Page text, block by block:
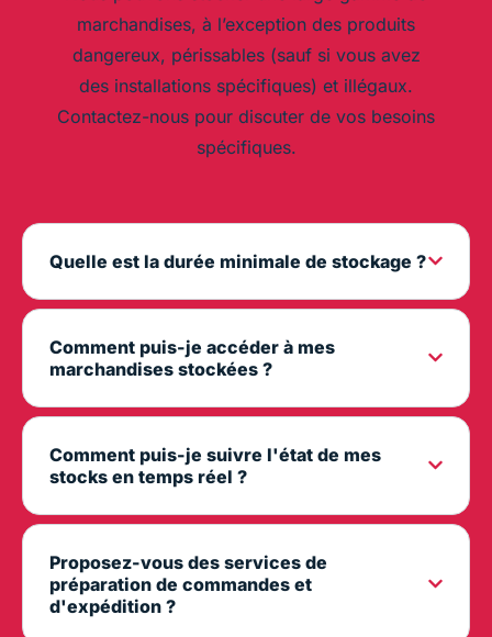
marchandises, à l’exception des produits
dangereux, périssables (sauf si vous avez
des installations spécifiques) et illégaux.
Contactez-nous pour discuter de vos besoins
spécifiques.
Quelle est la durée minimale de stockage ?
Comment puis-je accéder à mes
marchandises stockées ?
Comment puis-je suivre l'état de mes
stocks en temps réel ?
Proposez-vous des services de
préparation de commandes et
d'expédition ?